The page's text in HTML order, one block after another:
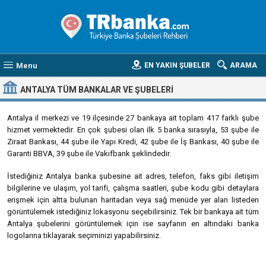
Menu ARAMA
EN YAKIN ŞUBELER
ANTALYA TÜM BANKALAR VE ŞUBELERI
Antalya il merkezi ve 19 ilçesinde 27 bankaya ait toplam 417 farklı şube
hizmet vermektedir. En çok şubesi olan ilk 5 banka sırasıyla, 53 şube ile
Ziraat Bankası, 44 şube ile Yapı Kredi, 42 şube ile İş Bankası, 40 şube ile
Garanti BBVA, 39 şube ile Vakıfbank şeklindedir.
İstediğiniz Antalya banka şubesine ait adres, telefon, faks gibi iletişim
bilgilerine ve ulaşım, yol tarifi, çalışma saatleri, şube kodu gibi detaylara
erişmek için altta bulunan haritadan veya sağ menüde yer alan listeden
görüntülemek istediğiniz lokasyonu seçebilirsiniz. Tek bir bankaya ait tüm
Antalya şubelerini görüntülemek için ise sayfanın en altındaki banka
logolarına tıklayarak seçiminizi yapabilirsiniz.